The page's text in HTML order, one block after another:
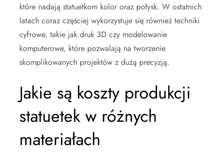
które nadają statuetkom kolor oraz połysk. W ostatnich
latach coraz częściej wykorzystuje się również techniki
cyfrowe, takie jak druk 3D czy modelowanie
komputerowe, które pozwalają na tworzenie
skomplikowanych projektów z dużą precyzją.
Jakie są koszty produkcji
statuetek w różnych
materiałach